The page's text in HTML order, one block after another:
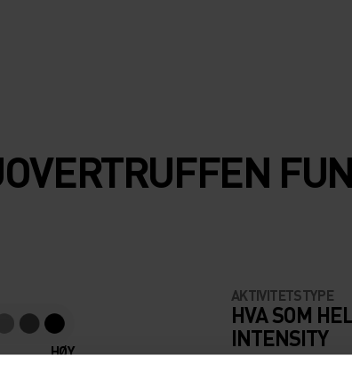
HØY
AKTIVITETSTYPE
HVA SOM
INTENSITY
Fottur - Trening